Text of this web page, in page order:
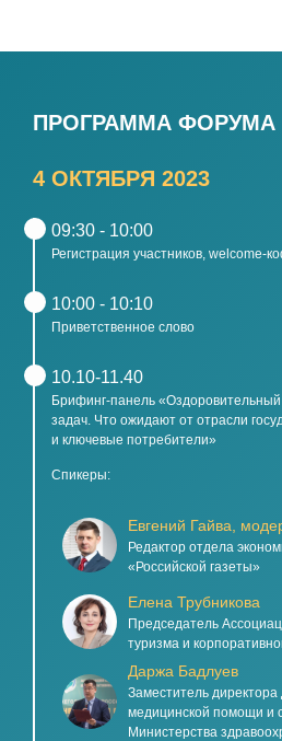
ПРОГРАММА ФОРУМА
4 ОКТЯБРЯ 2023
09:30 - 10:00
Регистрация участников, welcome-
10:00 - 10:10
Приветственное слово
10.10-11.40
Брифинг-панель
задач. Что ожидают от отрасли
и ключевые потребители»
Спикеры:
Евгений Гайва,
Редактор отдела
«Российской газеты»
Елена Трубникова
Председатель
туризма и
Даржа Бадлуев
Заместитель
медицинской помощи и
Министерства